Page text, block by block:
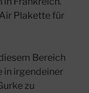
Plakette für
Bereich
in irgendeiner
zu